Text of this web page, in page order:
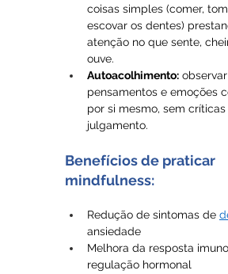
coisas simples (comer,
escovar os dentes)
atenção no que sente,
ouve.
Autoacolhimento: observar
pensamentos e emoções
por si mesmo, sem críticas
julgamento.
Benefícios de praticar
mindfulness:
Redução de sintomas de
ansiedade
Melhora da resposta
regulação hormonal